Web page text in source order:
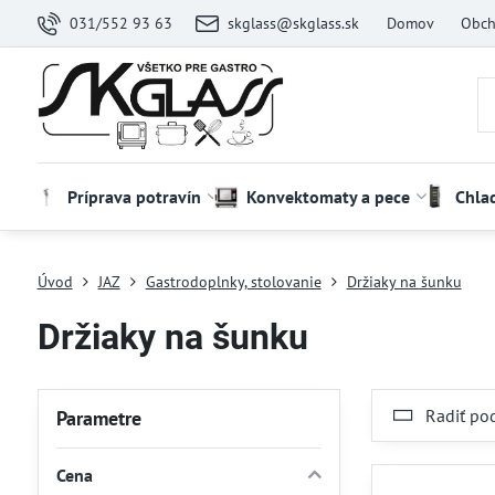
031/552 93 63 skglass@skglass.sk Domov
Príprava potravín Konvektomaty a pece
Úvod JAZ Gastrodoplnky, stolovanie Držiaky na šunku
Držiaky na šunku
Radiť
Parametre
Cena